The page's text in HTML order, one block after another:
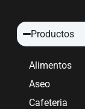
Productos
Alimentos
Aseo
Cafeteria